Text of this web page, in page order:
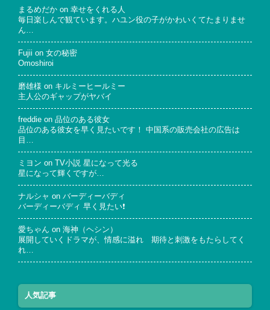
まるめだか on 幸せをくれる人
毎日楽しんで観ています。ハユン役の子がかわいくてたまりませ
ん…
Fujii on 女の秘密
Omoshiroi
磨雄様 on キルミーヒールミー
主人公のギャップがヤバイ
freddie on 品位のある彼女
品位のある彼女を早く見たいです！ 中国系の販売会社の広告は
目…
ミヨン on TV小説 星になって光る
星になって輝くですが…
ナルシャ on バーディーバディ
バーディーバディ 早く見たい❗
愛ちゃん on 海神（ヘシン）
展開していくドラマが、情感に溢れ 期待と刺激をもたらしてく
れ…
人気記事